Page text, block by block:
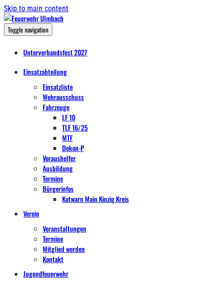
Skip to main content
Toggle navigation
Unterverbandsfest 2027
Einsatzabteilung
Einsatzliste
Wehrausschuss
Fahrzeuge
LF 10
TLF 16/25
MTF
Dekon-P
Voraushelfer
Ausbildung
Termine
Bürgerinfos
Katwarn Main Kinzig Kreis
Verein
Veranstaltungen
Termine
Mitglied werden
Kontakt
Jugendfeuerwehr